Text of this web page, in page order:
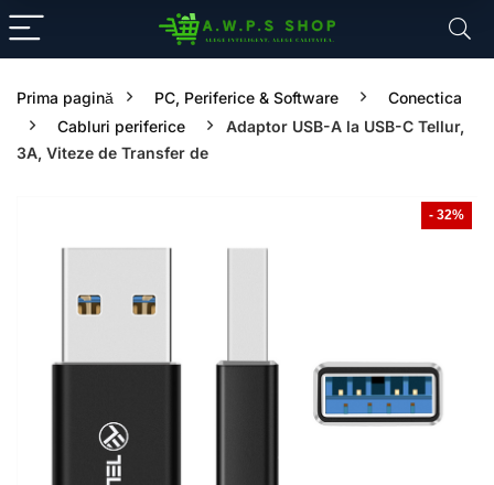
Prima pagină PC, Periferice & Software
Conectica
Cabluri periferice
Adaptor USB-A la USB-C Tellur,
3A, Viteze de Transfer de
- 32%